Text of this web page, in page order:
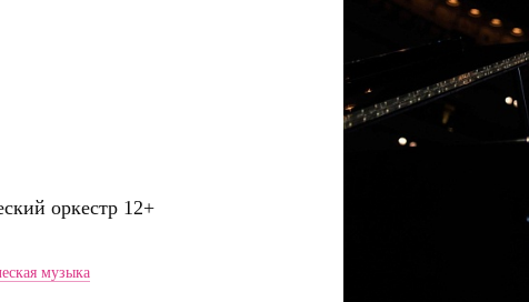
оркестр 12+
музыка